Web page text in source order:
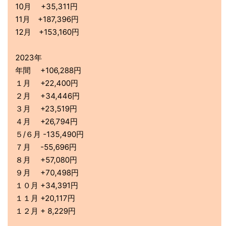
10月 +35,311円
11月 +187,396円
12月 +153,160円
2023年
年間 +106,288円
１月 +22,400円
２月 +34,446円
３月 +23,519円
４月 +26,794円
５/６月 -135,490円
７月 -55,696円
８月 +57,080円
９月 +70,498円
１０月 +34,391円
１１月 +20,117円
１２月 + 8,229円